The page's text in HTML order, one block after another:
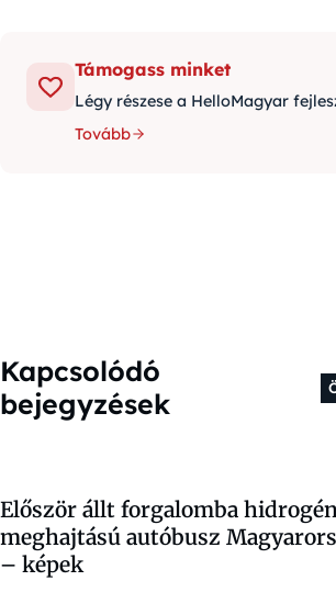
Támogass minket
Légy részese a HelloMagyar
Tovább
Kapcsolódó
bejegyzések
Először állt forgalomba
meghajtású autóbusz
– képek